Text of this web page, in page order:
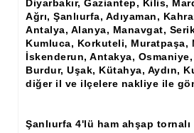
Ham Ahşap Ayna Çerçeve İmalatı,
Ham Ahşap Dekoratif Ürün İmalatı,
El Oyması Ham Ahşap Yatak Başlıkları
Ahşap Aksesuarlar
Diyarbakır, Gaziantep, Kilis,
Ağrı, Şanlıurfa, Adıyaman,
Antalya, Alanya, Manavgat,
Kumluca, Korkuteli, Muratpaşa,
İskenderun, Antakya, Osmaniye,
Burdur, Uşak, Kütahya, Aydın,
diğer il ve ilçelere nakliye ile
Şanlıurfa 4'lü ham ahşap